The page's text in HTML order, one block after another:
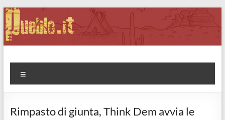
Salta
al
contenuto
Pueblo.it
Fabio Forte, ovvero: il richiamo della Foresta
Rimpasto di giunta, Think Dem avvia le